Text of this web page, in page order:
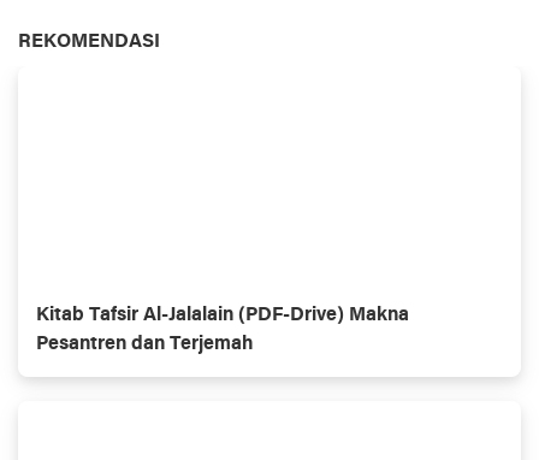
REKOMENDASI
Kitab Tafsir Al-Jalalain (PDF-Drive) Makna
Pesantren dan Terjemah